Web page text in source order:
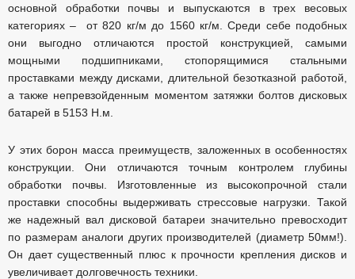
основной обработки почвы и выпускаются в трех весовых
категориях – от 820 кг/м до 1560 кг/м. Среди себе подобных
они выгодно отличаются простой конструкцией, самыми
мощными подшипниками, стопорящимися стальными
проставками между дисками, длительной безотказной работой,
а также непревзойденным моментом затяжки болтов дисковых
батарей в 5153 Н.м.
У этих борон масса преимуществ, заложенных в особенностях
конструкции. Они отличаются точным контролем глубины
обработки почвы. Изготовленные из высокопрочной стали
проставки способны выдерживать стрессовые нагрузки. Такой
же надежный вал дисковой батареи значительно превосходит
по размерам аналоги других производителей (диаметр 50мм!).
Он дает существенный плюс к прочности крепления дисков и
увеличивает долговечность техники.